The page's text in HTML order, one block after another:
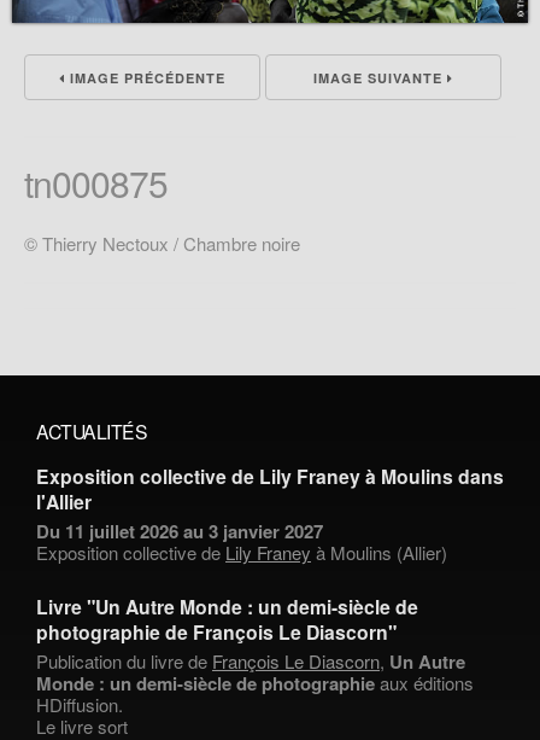
IMAGE PRÉCÉDENTE IMAGE SUIVANTE
tn000875
© Thierry Nectoux / Chambre noire
ACTUALITÉS
Exposition collective de Lily Franey à Moulins dans
l'Allier
Du 11 juillet 2026 au 3 janvier 2027
Exposition collective de Lily Franey à Moulins (Allier)
Livre "Un Autre Monde : un demi-siècle de
photographie de François Le Diascorn"
Publication du livre de François Le Diascorn, Un Autre
Monde : un demi-siècle de photographieaux éditions
HDiffusion.
Le livre sort